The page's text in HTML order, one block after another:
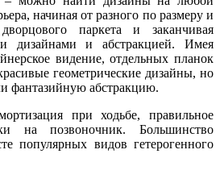
начиная от разного по размеру и
паркета и заканчивая
дизайнами и абстракцией. Имея
видение, отдельных планок
геометрические дизайны, но
фантазийную абстракцию.
при ходьбе, правильное
на позвоночник. Большинство
популярных видов гетерогенного